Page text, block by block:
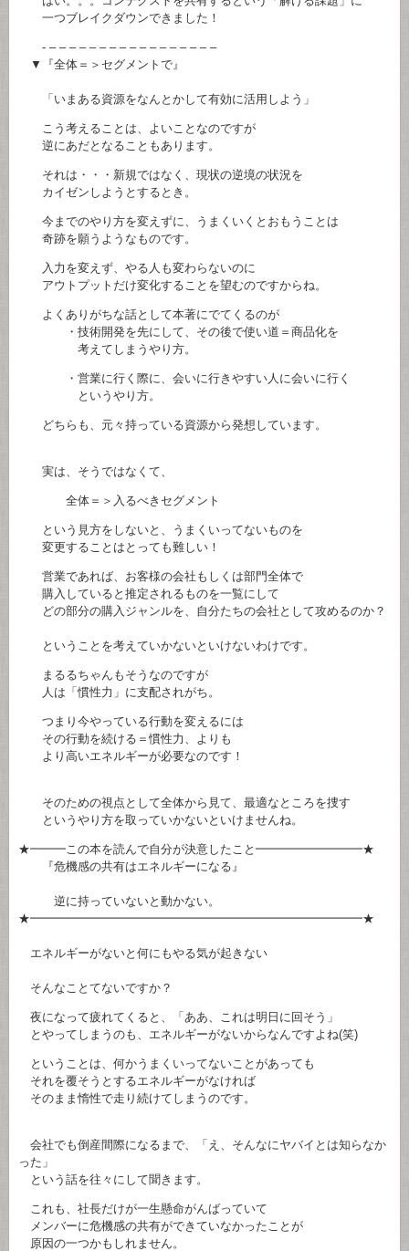
一つブレイクダウンできました！
- – – – – – – – – – – – – – – – – –
▼『全体＝＞セグメントで』
「いまある資源をなんとかして有効に活用しよう」
こう考えることは、よいことなのですが
逆にあだとなることもあります。
それは・・・新規ではなく、現状の逆境の状況を
カイゼンしようとするとき。
今までのやり方を変えずに、うまくいくとおもうことは
奇跡を願うようなものです。
入力を変えず、やる人も変わらないのに
アウトプットだけ変化することを望むのですからね。
よくありがちな話として本著にでてくるのが
・技術開発を先にして、その後で使い道＝商品化を
考えてしまうやり方。
・営業に行く際に、会いに行きやすい人に会いに行く
というやり方。
どちらも、元々持っている資源から発想しています。
実は、そうではなくて、
全体＝＞入るべきセグメント
という見方をしないと、うまくいってないものを
変更することはとっても難しい！
営業であれば、お客様の会社もしくは部門全体で
購入していると推定されるものを一覧にして
どの部分の購入ジャンルを、自分たちの会社として攻めるのか？
ということを考えていかないといけないわけです。
まるるちゃんもそうなのですが
人は「慣性力」に支配されがち。
つまり今やっている行動を変えるには
その行動を続ける＝慣性力、よりも
より高いエネルギーが必要なのです！
そのための視点として全体から見て、最適なところを捜す
というやり方を取っていかないといけませんね。
★━━━この本を読んで自分が決意したこと━━━━━━━━━★
『危機感の共有はエネルギーになる』
逆に持っていないと動かない。
★━━━━━━━━━━━━━━━━━━━━━━━━━━━━★
エネルギーがないと何にもやる気が起きない
そんなことてないですか？
夜になって疲れてくると、「ああ、これは明日に回そう」
とやってしまうのも、エネルギーがないからなんですよね(笑)
ということは、何かうまくいってないことがあっても
それを覆そうとするエネルギーがなければ
そのまま惰性で走り続けてしまうのです。
会社でも倒産間際になるまで、「え、そんなにヤバイとは知らなか
った」
という話を往々にして聞きます。
これも、社長だけが一生懸命がんばっていて
メンバーに危機感の共有ができていなかったことが
原因の一つかもしれません。